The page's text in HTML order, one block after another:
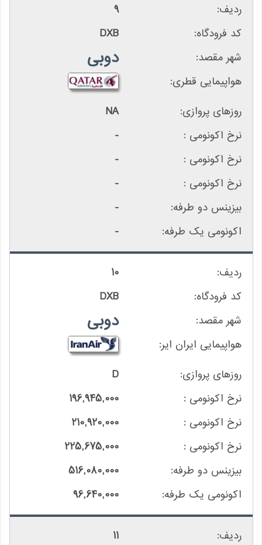
9
DXB
دوبی
NA
-
-
-
-
-
10
DXB
دوبی
D
196,945,000
210,920,000
225,675,000
516,080,000
96,640,000
11